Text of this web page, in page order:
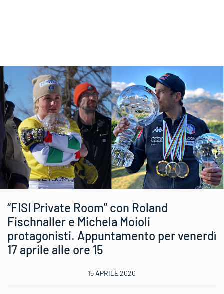
“FISI Private Room” con Roland
Fischnaller e Michela Moioli
protagonisti. Appuntamento per venerdì
17 aprile alle ore 15
15 APRILE 2020